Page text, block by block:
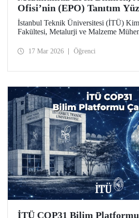
Ofisi’nin (EPO) Tanıtım
İstanbul Teknik Üniversitesi (İTÜ)
Fakültesi, Metalurji ve Malzeme
başvurduğu "Pan European Seal EPO
17 Mar 2026 Öğrenci
İTÜ COP31 Bilim Platformu